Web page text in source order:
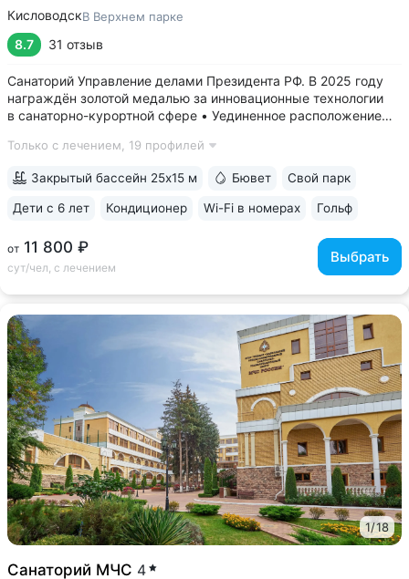
КисловодскВ Верхнем парке
8.7 31 отзыв
Санаторий Управление делами Президента РФ. В 2025 году
награждён золотой медалью за инновационные технологии
в санаторно-курортной сфере • Уединенное расположение
микроклиматом на высоте 1000 м. Прямой выход
Только с лечением, 19 профилей
от 11 800 ₽
сут/чел, с лечением
Выбрать
Закрытый бассейн 25x15 м Бювет Свой парк
Дети с 6 лет Кондиционер Wi-Fi в номерах Гольф
ещё 6
1/18
Санаторий МЧС 4